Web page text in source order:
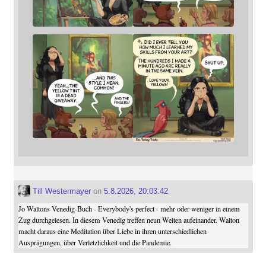
Till Westermayeron 5.8.2026, 20:03:42
Jo Waltons Venedig-Buch - Everybody's perfect - mehr oder weniger in einem
Zug durchgelesen. In diesem Venedig treffen neun Welten aufeinander. Walton
macht daraus eine Meditation über Liebe in ihren unterschiedlichen
Ausprägungen, über Verletzlichkeit und die Pandemie.